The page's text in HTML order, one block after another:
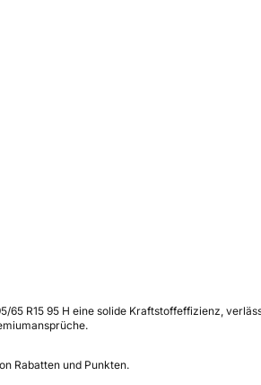
65 R15 95 H eine solide Kraftstoffeffizienz,
Rabatten und Punkten.